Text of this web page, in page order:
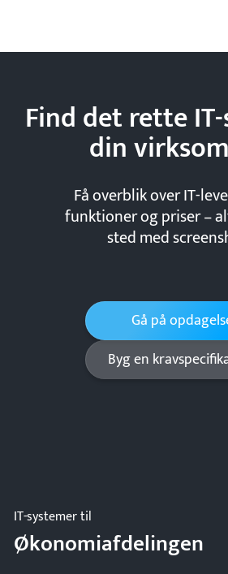
Find det rette
din
Få overblik over IT-
funktioner og priser –
sted med
Gå på
Byg en
IT-systemer til
Økonomiafdelingen